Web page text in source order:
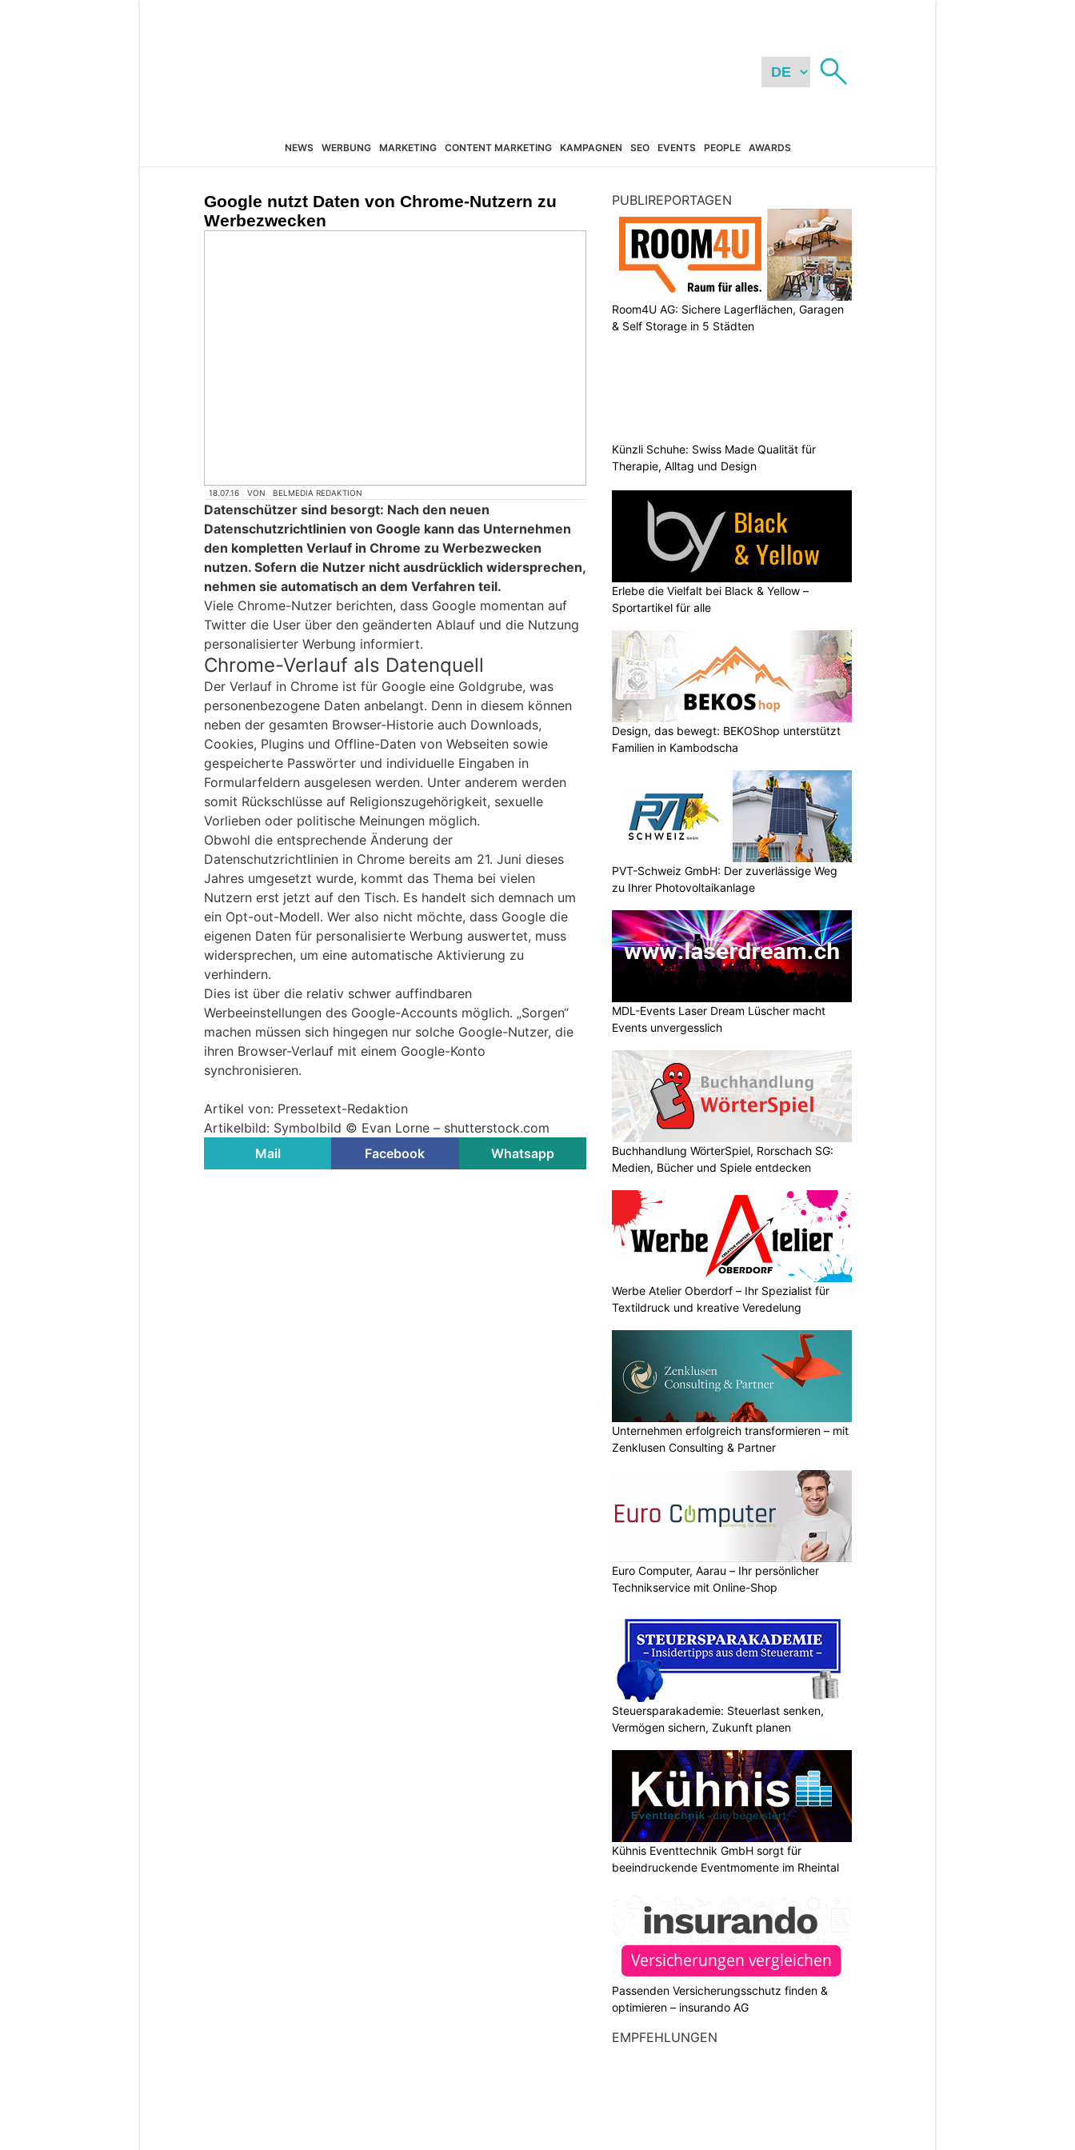
NEWS WERBUNG MARKETING CONTENT MARKETING KAMPAGNEN SEO EVENTS PEOPLE AWARDS
Google nutzt Daten von Chrome-Nutzern zu
Werbezwecken
18.07.16 VON BELMEDIA REDAKTION
Datenschützer sind besorgt: Nach den neuen
Datenschutzrichtlinien von Google kann das Unternehmen
den kompletten Verlauf in Chrome zu Werbezwecken
nutzen. Sofern die Nutzer nicht ausdrücklich widersprechen,
nehmen sie automatisch an dem Verfahren teil.
Viele Chrome-Nutzer berichten, dass Google momentan auf
Twitter die User über den geänderten Ablauf und die Nutzung
personalisierter Werbung informiert.
Chrome-Verlauf als Datenquell
Der Verlauf in Chrome ist für Google eine Goldgrube, was
personenbezogene Daten anbelangt. Denn in diesem können
neben der gesamten Browser-Historie auch Downloads,
Cookies, Plugins und Offline-Daten von Webseiten sowie
gespeicherte Passwörter und individuelle Eingaben in
Formularfeldern ausgelesen werden. Unter anderem werden
somit Rückschlüsse auf Religionszugehörigkeit, sexuelle
Vorlieben oder politische Meinungen möglich.
Obwohl die entsprechende Änderung der
Datenschutzrichtlinien in Chrome bereits am 21. Juni dieses
Jahres umgesetzt wurde, kommt das Thema bei vielen
Nutzern erst jetzt auf den Tisch. Es handelt sich demnach um
ein Opt-out-Modell. Wer also nicht möchte, dass Google die
eigenen Daten für personalisierte Werbung auswertet, muss
widersprechen, um eine automatische Aktivierung zu
verhindern.
Dies ist über die relativ schwer auffindbaren
Werbeeinstellungen des Google-Accounts möglich. „Sorgen“
machen müssen sich hingegen nur solche Google-Nutzer, die
ihren Browser-Verlauf mit einem Google-Konto
synchronisieren.
Artikel von: Pressetext-Redaktion
Artikelbild: Symbolbild © Evan Lorne – shutterstock.com
Mail
Facebook Whatsapp
PUBLIREPORTAGEN
Room4U AG: Sichere Lagerflächen, Garagen
& Self Storage in 5 Städten
Künzli Schuhe: Swiss Made Qualität für
Therapie, Alltag und Design
Erlebe die Vielfalt bei Black & Yellow –
Sportartikel für alle
Design, das bewegt: BEKOShop unterstützt
Familien in Kambodscha
PVT-Schweiz GmbH: Der zuverlässige Weg
zu Ihrer Photovoltaikanlage
MDL-Events Laser Dream Lüscher macht
Events unvergesslich
Buchhandlung WörterSpiel, Rorschach SG:
Medien, Bücher und Spiele entdecken
Werbe Atelier Oberdorf – Ihr Spezialist für
Textildruck und kreative Veredelung
Unternehmen erfolgreich transformieren – mit
Zenklusen Consulting & Partner
Euro Computer, Aarau – Ihr persönlicher
Technikservice mit Online-Shop
Steuersparakademie: Steuerlast senken,
Vermögen sichern, Zukunft planen
Kühnis Eventtechnik GmbH sorgt für
beeindruckende Eventmomente im Rheintal
Passenden Versicherungsschutz finden &
optimieren – insurando AG
EMPFEHLUNGEN